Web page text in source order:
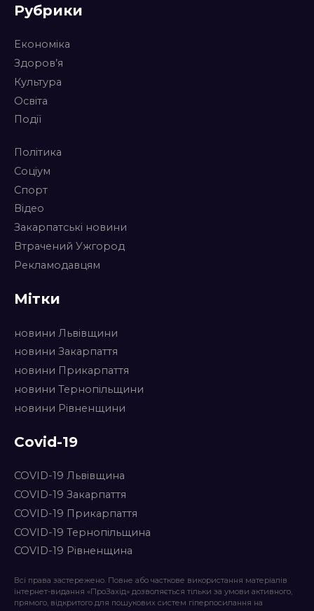
Рубрики
Економіка
Здоров’я
Культура
Освіта
Події
Політика
Соціум
Спорт
Відео
Закарпатські новини
Втрачений Ужгород
Рекламодавцям
Мітки
новини Львівщини
новини Закарпаття
новини Прикарпаття
новини Тернопільщини
новини Рівненщини
Covid-19
COVID-19 Львівщина
COVID-19 Закарпаття
COVID-19 Прикарпаття
COVID-19 Тернопільщина
COVID-19 Рівненщина
Всі права застережено. Повне або часткове використання матеріалів
інтернет-видання «ПроЗахід» дозволяється тільки за умови активного,
прямого, відкритого для пошукових систем гіперпосилання на